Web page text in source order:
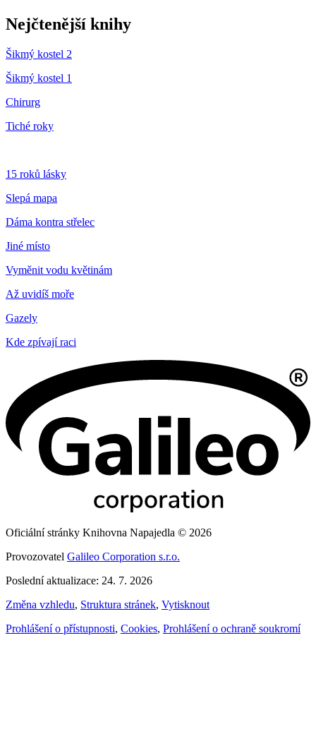
Nejčtenější knihy
Šikmý kostel 2
Šikmý kostel 1
Chirurg
Tiché roky
15 roků lásky
Slepá mapa
Dáma kontra střelec
Jiné místo
Vyměnit vodu květinám
Až uvidíš moře
Gazely
Kde zpívají raci
Oficiální stránky Knihovna Napajedla © 2026
Provozovatel Galileo Corporation s.r.o.
Poslední aktualizace: 24. 7. 2026
Změna vzhledu, Struktura stránek, Vytisknout
Prohlášení o přístupnosti, Cookies, Prohlášení o ochraně soukromí